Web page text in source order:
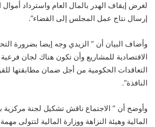
لغرض إيقاف الهدر بالمال العام واسترداد
إرسال نتاج عمل المجلس إلى القضاء”.
وأضاف البيان أن ” الزيدي وجه إيضا بضرورة
الاقتصادية للمشاريع وأن تكون هناك لجان
التعاقدات الحكومية من أجل ضمان مطابقتها
النافذة”.
وأوضح أن ” الاجتماع ناقش تشكيل لجنة مركزية
المالية وهيئة النزاهة ووزارة المالية لتتولى